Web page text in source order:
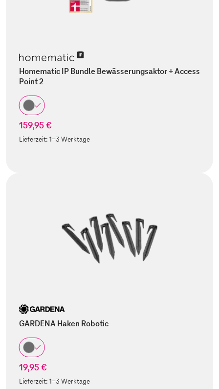
Homematic IP Bundle Bewässerungsaktor + Access
Point 2
159,95 €
Lieferzeit:1-3 Werktage
GARDENA Haken Robotic
19,95 €
Lieferzeit:1-3 Werktage